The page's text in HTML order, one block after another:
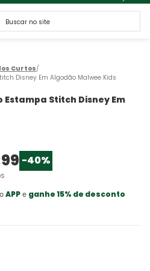
no site
Curtos
Disney Em Algodão Malwee Kids
Stitch Disney Em
99 -40%
APPe ganhe 15% de desconto